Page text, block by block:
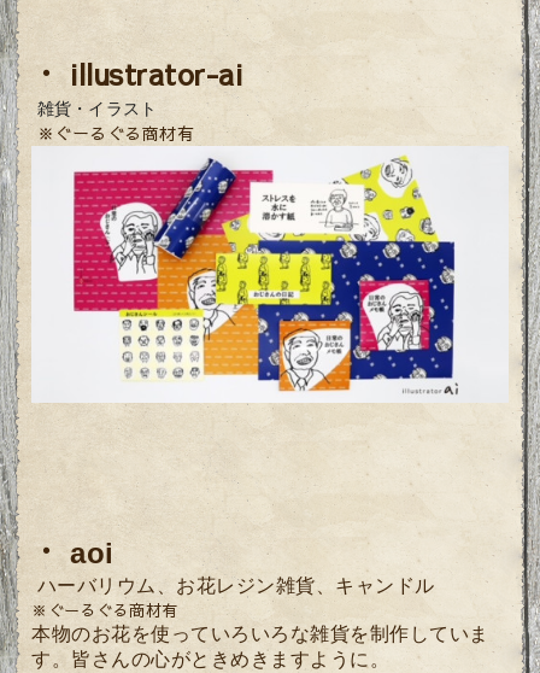
・ illustrator-ai
雑貨・イラスト
※ぐーるぐる商材有
・aoi
ハーバリウム、お花レジン雑貨、キャンドル
※ぐーるぐる商材有
本物のお花を使っていろいろな雑貨を制作していま
す。皆さんの心がときめきますように。